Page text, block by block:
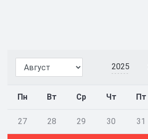
2025
Пн Вт Ср Чт Пт
27 28 29 30 31